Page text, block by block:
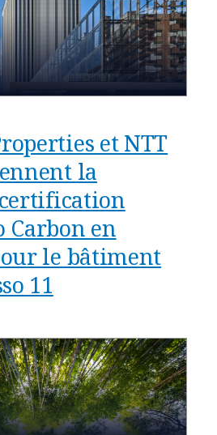
et NTT
la
Carbon en
le bâtiment
11